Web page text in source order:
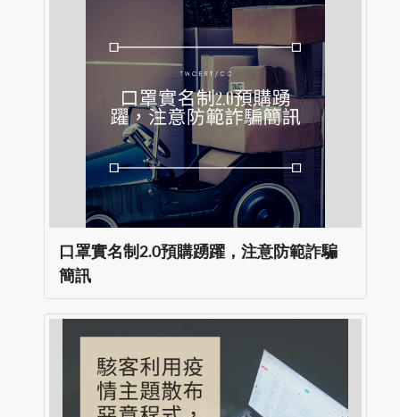
口罩實名制2.0預購踴躍，注意防範詐騙
簡訊